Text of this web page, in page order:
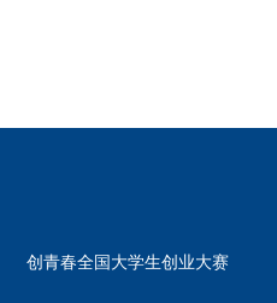
创青春全国大学生创业大赛